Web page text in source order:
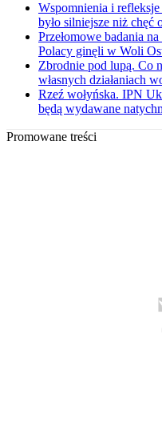
Wspomnienia i
było silniejsze niż chęć
Przełomowe badania
Polacy ginęli w Woli
Zbrodnie pod lupą. Co
własnych działaniach
Rzeź wołyńska. IPN
będą wydawane
Promowane treści